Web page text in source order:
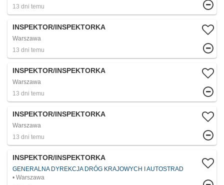
13 dni temu
INSPEKTOR/INSPEKTORKA
Warszawa
13 dni temu
INSPEKTOR/INSPEKTORKA
Warszawa
13 dni temu
INSPEKTOR/INSPEKTORKA
Warszawa
13 dni temu
INSPEKTOR/INSPEKTORKA
GENERALNA DYREKCJA DRÓG KRAJOWYCH I AUTOSTRAD
Warszawa